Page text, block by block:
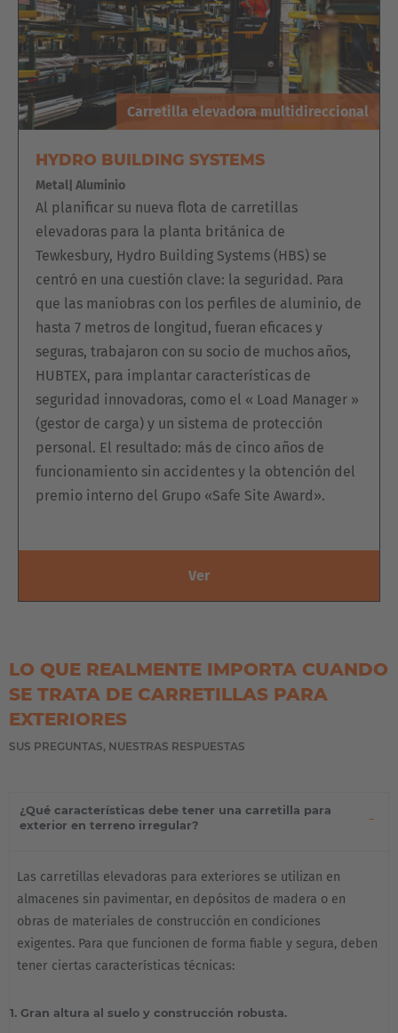
Carretilla elevadora multidireccional
HYDRO BUILDING SYSTEMS
Metal| Aluminio
Al planificar su nueva flota de carretillas
elevadoras para la planta británica de
Tewkesbury, Hydro Building Systems (HBS) se
centró en una cuestión clave: la seguridad. Para
que las maniobras con los perfiles de aluminio, de
hasta 7 metros de longitud, fueran eficaces y
seguras, trabajaron con su socio de muchos años,
HUBTEX, para implantar características de
seguridad innovadoras, como el « Load Manager »
(gestor de carga) y un sistema de protección
personal. El resultado: más de cinco años de
funcionamiento sin accidentes y la obtención del
premio interno del Grupo «Safe Site Award».
Ver
LO QUE REALMENTE IMPORTA CUANDO
SE TRATA DE CARRETILLAS PARA
EXTERIORES
SUS PREGUNTAS, NUESTRAS RESPUESTAS
¿Qué características debe tener una carretilla para
exterior en terreno irregular?
Las carretillas elevadoras para exteriores se utilizan en
almacenes sin pavimentar, en depósitos de madera o en
obras de materiales de construcción en condiciones
exigentes. Para que funcionen de forma fiable y segura, deben
tener ciertas características técnicas:
1. Gran altura al suelo y construcción robusta.